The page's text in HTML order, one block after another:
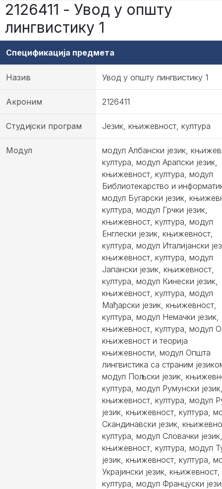
2126411 - Увод у општу
лингвистику 1
Спецификација предмета
Назив Увод у општу лингвистику 1
Акроним 2126411
Студијски програм Језик, књижевност, култура
Модул
модул Албански језик,
култура, модул Арапски језик,
књижевност, култура, модул
Библиотекарство и
модул Бугарски језик,
култура, модул Грчки језик,
књижевност, култура, модул
Енглески језик, књижевност,
култура, модул Италијански
књижевност, култура, модул
Јапански језик, књижевност,
култура, модул Кинески језик,
књижевност, култура, модул
Мађарски језик, књижевност,
култура, модул Немачки језик,
књижевност, култура, модул
књижевност и теорија
књижевности, модул Општа
лингвистика са страним
модул Пољски језик,
култура, модул Румунски
књижевност, култура, модул
језик, књижевност, култура,
Скандинавски језик,
култура, модул Словачки језик,
књижевност, култура, модул
језик, књижевност, култура,
Украјински језик, књижевност,
култура, модул Француски